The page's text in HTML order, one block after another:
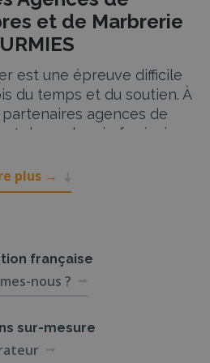
et de Marbrerie
est une épreuve difficile
du temps et du soutien. À
partenaires agences de
de marbrerie funéraire
en vous offrant des
respectueux. Que vous
administratives après un
sont à votre disposition
vous aider.
Complets à
plus →
française
nous ?
sur-mesure